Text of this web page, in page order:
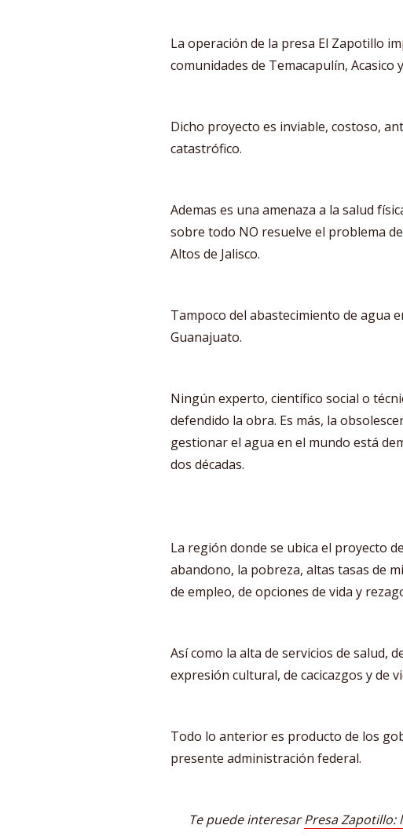
La operación de la presa El Zapotillo
comunidades de Temacapulín, Acasico
Dicho proyecto es inviable, costoso,
catastrófico.
Ademas es una amenaza a la salud
sobre todo NO resuelve el problema
Altos de Jalisco.
Tampoco del abastecimiento de agua
Guanajuato.
Ningún experto, científico social o
defendido la obra. Es más, la
gestionar el agua en el mundo está
dos décadas.
La región donde se ubica el proyecto
abandono, la pobreza, altas tasas de
de empleo, de opciones de vida y
Así como la alta de servicios de salud,
expresión cultural, de cacicazgos y de
Todo lo anterior es producto de los
presente administración federal.
Te puede interesarPresa